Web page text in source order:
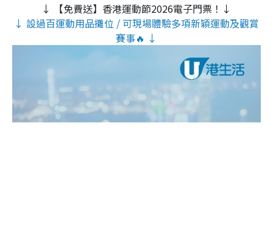
↓ 【免費送】香港運動節2026電子門票！↓
↓ 設過百運動用品攤位 / 可現場體驗多項新穎運動及觀賞
賽事🔥 ↓